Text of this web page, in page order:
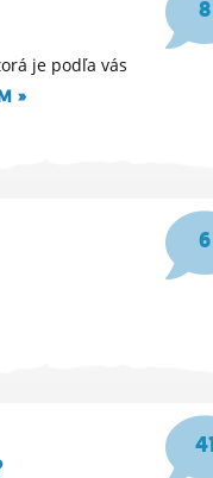
8
je podľa vás
»
6